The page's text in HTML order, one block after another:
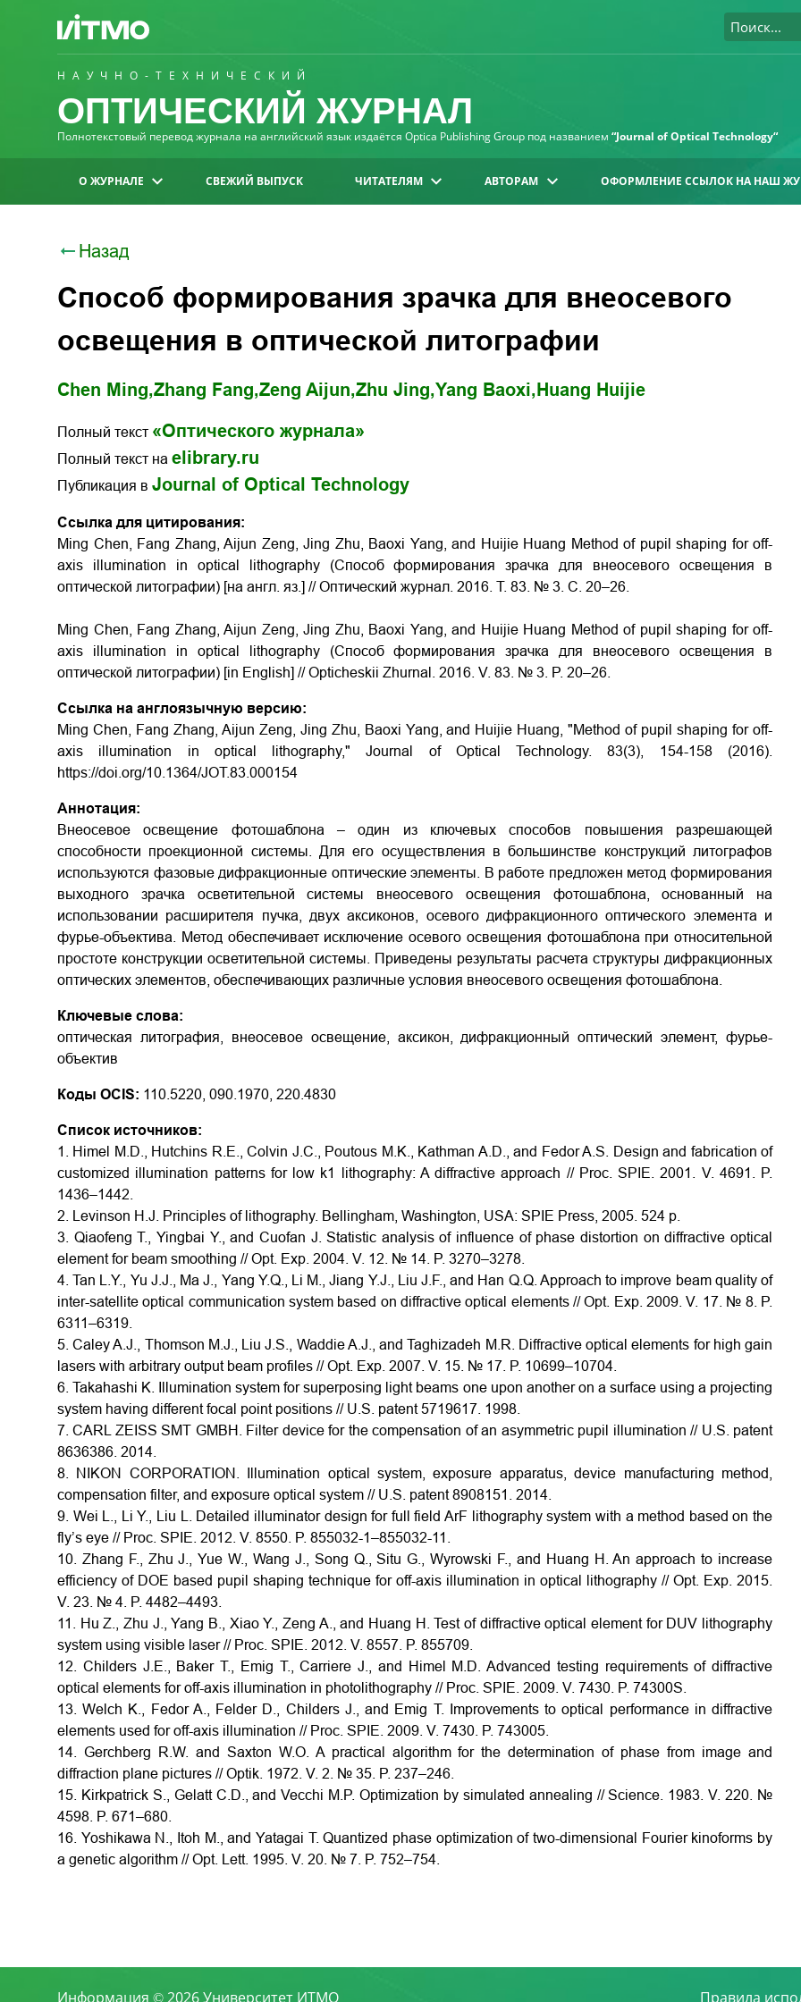
НАУЧНО-ТЕХНИЧЕСКИЙ
ОПТИЧЕСКИЙ ЖУРНАЛ
Полнотекстовый перевод журнала на английский язык издаётся Optica Publishing Group под названием “Journal of Optical Technology“
О ЖУРНАЛЕ СВЕЖИЙ ВЫПУСК ЧИТАТЕЛЯМ АВТОРАМ ОФОРМЛЕНИЕ ССЫЛОК НА НАШ
Назад
Способ формирования зрачка для внеосевого
освещения в оптической литографии
Chen Ming,Zhang Fang,Zeng Aijun,Zhu Jing,Yang Baoxi, Huang Huijie
Полный текст «Оптического журнала»
Полный текст на elibrary.ru
Публикация в Journal of Optical Technology
Ссылка для цитирования:
Ming Chen, Fang Zhang, Aijun Zeng, Jing Zhu, Baoxi Yang, and Huijie Huang Method of pupil shaping for off-
axis illumination in optical lithography (Способ формирования зрачка для внеосевого освещения в
оптической литографии) [на англ. яз.] // Оптический журнал. 2016. Т. 83. № 3. С. 20–26.
Ming Chen, Fang Zhang, Aijun Zeng, Jing Zhu, Baoxi Yang, and Huijie Huang Method of pupil shaping for off-
axis illumination in optical lithography (Способ формирования зрачка для внеосевого освещения в
оптической литографии) [in English] // Opticheskii Zhurnal. 2016. V. 83. № 3. P. 20–26.
Ссылка на англоязычную версию:
Ming Chen, Fang Zhang, Aijun Zeng, Jing Zhu, Baoxi Yang, and Huijie Huang, "Method of pupil shaping for off-
axis illumination in optical lithography," Journal of Optical Technology. 83(3), 154-158 (2016).
https://doi.org/10.1364/JOT.83.000154
Аннотация:
Внеосевое освещение фотошаблона – один из ключевых способов повышения разрешающей
способности проекционной системы. Для его осуществления в большинстве конструкций литографов
используются фазовые дифракционные оптические элементы. В работе предложен метод формирования
выходного зрачка осветительной системы внеосевого освещения фотошаблона, основанный на
использовании расширителя пучка, двух аксиконов, осевого дифракционного оптического элемента и
фурье-объектива. Метод обеспечивает исключение осевого освещения фотошаблона при относительной
простоте конструкции осветительной системы. Приведены результаты расчета структуры дифракционных
оптических элементов, обеспечивающих различные условия внеосевого освещения фотошаблона.
Ключевые слова:
оптическая литография, внеосевое освещение, аксикон, дифракционный оптический элемент, фурье-
объектив
Коды OCIS: 110.5220, 090.1970, 220.4830
Список источников:
1. Himel M.D., Hutchins R.E., Colvin J.C., Poutous M.K., Kathman A.D., and Fedor A.S. Design and fabrication of
customized illumination patterns for low k1 lithography: A diffractive approach // Proc. SPIE. 2001. V. 4691. P.
1436–1442.
2. Levinson H.J. Principles of lithography. Bellingham, Washington, USA: SPIE Press, 2005. 524 p.
3. Qiaofeng T., Yingbai Y., and Cuofan J. Statistic analysis of influence of phase distortion on diffractive optical
element for beam smoothing // Opt. Exp. 2004. V. 12. № 14. P. 3270–3278.
4. Tan L.Y., Yu J.J., Ma J., Yang Y.Q., Li M., Jiang Y.J., Liu J.F., and Han Q.Q. Approach to improve beam quality of
inter-satellite optical communication system based on diffractive optical elements // Opt. Exp. 2009. V. 17. № 8. P.
6311–6319.
5. Caley A.J., Thomson M.J., Liu J.S., Waddie A.J., and Taghizadeh M.R. Diffractive optical elements for high gain
lasers with arbitrary output beam profiles // Opt. Exp. 2007. V. 15. № 17. P. 10699–10704.
6. Takahashi K. Illumination system for superposing light beams one upon another on a surface using a projecting
system having different focal point positions // U.S. patent 5719617. 1998.
7. CARL ZEISS SMT GMBH. Filter device for the compensation of an asymmetric pupil illumination // U.S. patent
8636386. 2014.
8. NIKON CORPORATION. Illumination optical system, exposure apparatus, device manufacturing method,
compensation filter, and exposure optical system // U.S. patent 8908151. 2014.
9. Wei L., Li Y., Liu L. Detailed illuminator design for full field ArF lithography system with a method based on the
fly’s eye // Proc. SPIE. 2012. V. 8550. P. 855032-1–855032-11.
10. Zhang F., Zhu J., Yue W., Wang J., Song Q., Situ G., Wyrowski F., and Huang H. An approach to increase
efficiency of DOE based pupil shaping technique for off-axis illumination in optical lithography // Opt. Exp. 2015.
V. 23. № 4. P. 4482–4493.
11. Hu Z., Zhu J., Yang B., Xiao Y., Zeng A., and Huang H. Test of diffractive optical element for DUV lithography
system using visible laser // Proc. SPIE. 2012. V. 8557. P. 855709.
12. Childers J.E., Baker T., Emig T., Carriere J., and Himel M.D. Advanced testing requirements of diffractive
optical elements for off-axis illumination in photolithography // Proc. SPIE. 2009. V. 7430. P. 74300S.
13. Welch K., Fedor A., Felder D., Childers J., and Emig T. Improvements to optical performance in diffractive
elements used for off-axis illumination // Proc. SPIE. 2009. V. 7430. P. 743005.
14. Gerchberg R.W. and Saxton W.O. A practical algorithm for the determination of phase from image and
diffraction plane pictures // Optik. 1972. V. 2. № 35. P. 237–246.
15. Kirkpatrick S., Gelatt C.D., and Vecchi M.P. Optimization by simulated annealing // Science. 1983. V. 220. №
4598. P. 671–680.
16. Yoshikawa N., Itoh M., and Yatagai T. Quantized phase optimization of two-dimensional Fourier kinoforms by
a genetic algorithm // Opt. Lett. 1995. V. 20. № 7. P. 752–754.
Информация © 2026 Университет ИТМО Правила